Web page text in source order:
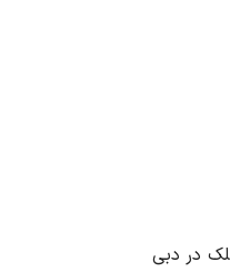
در دبی